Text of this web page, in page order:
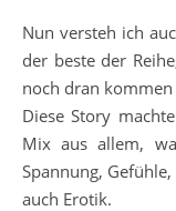
Nun versteh ich
der beste der
noch dran
Diese Story
Mix aus allem,
Spannung,
auch Erotik.